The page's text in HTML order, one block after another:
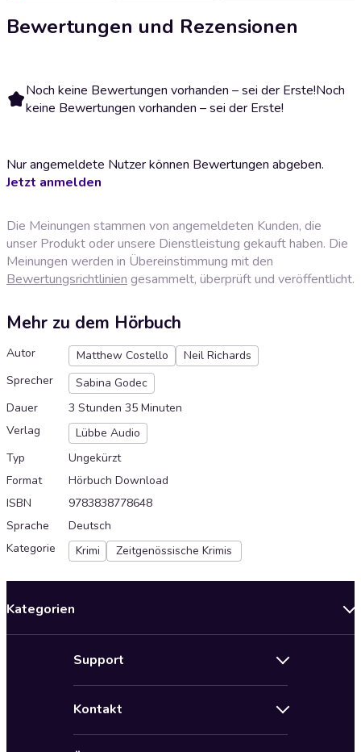
Bewertungen und Rezensionen
Noch keine Bewertungen vorhanden – sei der Erste!Noch
keine Bewertungen vorhanden – sei der Erste!
Nur angemeldete Nutzer können Bewertungen abgeben.
Jetzt anmelden
Die Meinungen stammen von angemeldeten Kunden, die
unser Produkt oder unsere Dienstleistung gekauft haben. Die
Meinungen werden in Übereinstimmung mit den
Bewertungsrichtlinien gesammelt, überprüft und veröffentlicht.
Mehr zu dem Hörbuch
Autor Matthew Costello
Neil Richards
Sprecher
Sabina Godec
Dauer
3 Stunden 35 Minuten
Verlag
Lübbe Audio
Typ
Ungekürzt
Format
Hörbuch Download
ISBN
9783838778648
Sprache
Deutsch
Kategorie
Krimi Zeitgenössische Krimis
Kategorien
Support
Kontakt